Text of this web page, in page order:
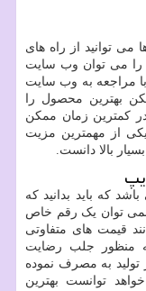
می توانید از راه های
را می توان وب سایت
مراجعه به وب سایت
بهترین محصول را
در کمترین زمان ممکن
از مهمترین مزیت
بالا دانست.
که باید بدانید که
نمی توان یک رقم خاص
قیمت های متفاوتی
منظور جلب رضایت
تولید به مصرف نموده
توانست بهترین